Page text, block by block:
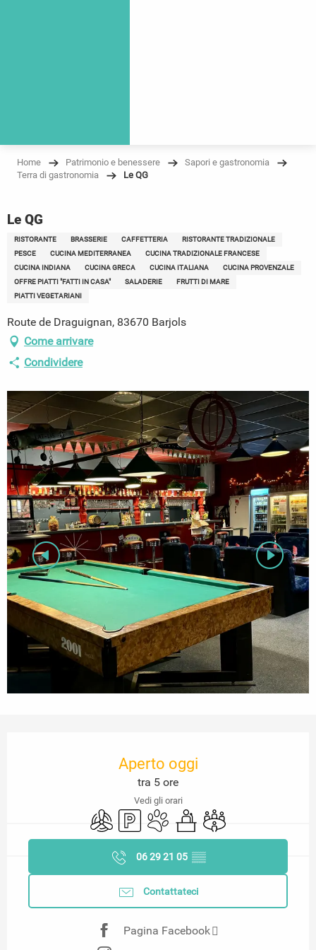
Home Patrimonio e benessere
Sapori e gastronomia
Terra di gastronomia
Le QG
Le QG
RISTORANTE BRASSERIE CAFFETTERIA
RISTORANTE TRADIZIONALE
PESCE
CUCINA MEDITERRANEA
CUCINA TRADIZIONALE FRANCESE
CUCINA INDIANA
CUCINA GRECA CUCINA ITALIANA
CUCINA PROVENZALE
OFFRE PIATTI "FATTI IN CASA"
SALADERIE
FRUTTI DI MARE
PIATTI VEGETARIANI
Route de Draguignan, 83670 Barjols
Come arrivare
Condividere
Aperto oggi
tra 5 ore
Vedi gli orari
Aria condizionata
ParcheggioAnimali ammessi
SeminariSala riunioni
06 29 21 05 ▒▒
Contattateci
Pagina Facebook